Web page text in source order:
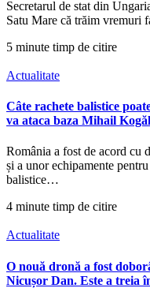
Secretarul de stat din
Satu Mare că trăim vremuri
5 minute timp de citire
Actualitate
Câte rachete balistice
va ataca baza Mihail
România a fost de acord cu
și a unor echipamente
balistice…
4 minute timp de citire
Actualitate
O nouă dronă a fost
Nicușor Dan. Este a treia